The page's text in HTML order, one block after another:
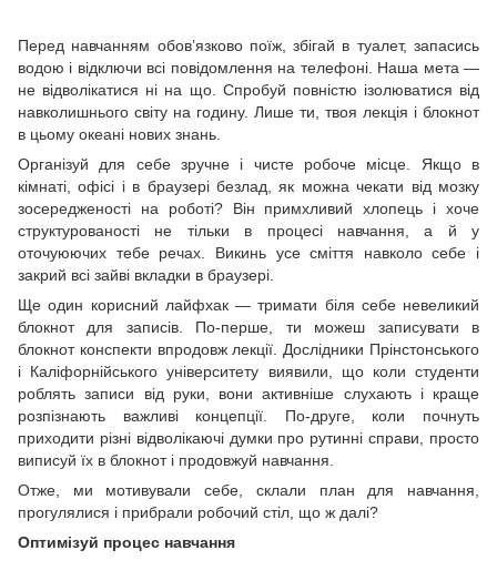
Перед навчанням обов’язково поїж, збігай в туалет, запасись
водою і відключи всі повідомлення на телефоні. Наша мета —
не відволікатися ні на що. Спробуй повністю ізолюватися від
навколишнього світу на годину. Лише ти, твоя лекція і блокнот
в цьому океані нових знань.
Організуй для себе зручне і чисте робоче місце. Якщо в
кімнаті, офісі і в браузері безлад, як можна чекати від мозку
зосередженості на роботі? Він примхливий хлопець і хоче
структурованості не тільки в процесі навчання, а й у
оточуюючих тебе речах. Викинь усе сміття навколо себе і
закрий всі зайві вкладки в браузері.
Ще один корисний лайфхак — тримати біля себе невеликий
блокнот для записів. По-перше, ти можеш записувати в
блокнот конспекти впродовж лекції. Дослідники Прінстонського
і Каліфорнійського університету виявили, що коли студенти
роблять записи від руки, вони активніше слухають і краще
розпізнають важливі концепції. По-друге, коли почнуть
приходити різні відволікаючі думки про рутинні справи, просто
виписуй їх в блокнот і продовжуй навчання.
Отже, ми мотивували себе, склали план для навчання,
прогулялися і прибрали робочий стіл, що ж далі?
Оптимізуй процес навчання